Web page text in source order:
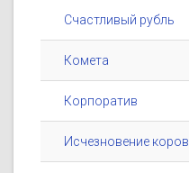
Счастливый рубль
Комета
Корпоратив
Исчезновение коров